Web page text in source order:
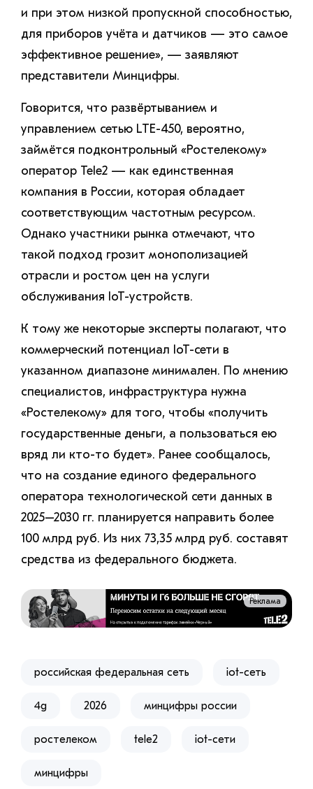
и при этом низкой пропускной способностью,
для приборов учёта и датчиков — это самое
эффективное решение», — заявляют
представители Минцифры.
Говорится, что развёртыванием и
управлением сетью LTE-450, вероятно,
займётся подконтрольный «Ростелекому»
оператор Tele2 — как единственная
компания в России, которая обладает
соответствующим частотным ресурсом.
Однако участники рынка отмечают, что
такой подход грозит монополизацией
отрасли и ростом цен на услуги
обслуживания IoT-устройств.
К тому же некоторые эксперты полагают, что
коммерческий потенциал IoT-сети в
указанном диапазоне минимален. По мнению
специалистов, инфраструктура нужна
«Ростелекому» для того, чтобы «получить
государственные деньги, а пользоваться ею
вряд ли кто-то будет». Ранее сообщалось,
что на создание единого федерального
оператора технологической сети данных в
2025–2030 гг. планируется направить более
100 млрд руб. Из них 73,35 млрд руб. составят
средства из федерального бюджета.
Реклама
российская федеральная сеть iot-сеть
4g 2026 ​минцифры россии
ростелеком tele2 iot-сети
минцифры